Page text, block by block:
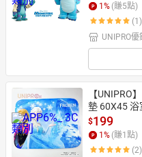
1 % (賺5點)
(1)
UNIPRO優
【UNIPRO
墊 60X45 浴
雪寶
$199
1 % (賺1 點)
(2)